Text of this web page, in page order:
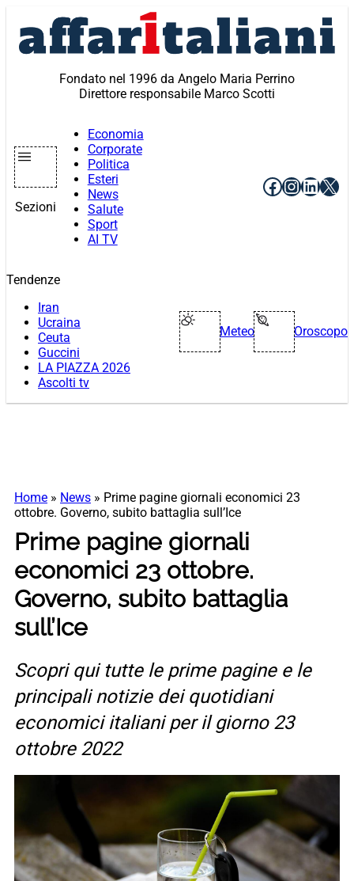
contenuto
Fondato nel 1996 da Angelo Maria Perrino
Direttore responsabile Marco Scotti
Sezioni
Economia
Corporate
Politica
Esteri
News
Salute
Sport
AI TV
Facebook
X
Tendenze
Iran
Ucraina
Ceuta
Guccini
LA PIAZZA 2026
Ascolti tv
Meteo Oroscopo
Home » News » Prime pagine giornali economici 23
ottobre. Governo, subito battaglia sull’Ice
Prime pagine giornali
economici 23 ottobre.
Governo, subito battaglia
sull’Ice
Scopri qui tutte le prime pagine e le
principali notizie dei quotidiani
economici italiani per il giorno 23
ottobre 2022